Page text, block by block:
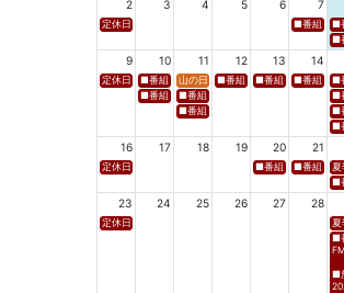
2 3 4 5 6 7
定休日 ■番組名 ■
■
9 10 11 12 13 14
定休日 ■番組名 tbcラジオ「en∞Voyage(エン・ボヤ
山の日 ■番組名 FM高知「Hi-Six
■番組名 FM岩手「
■番組名 ■
■番組名 FM秋田「mix」 ■放送日時 https://
■番組名 FM山形「WAVE4yamagata
■
■番組名 tbc東北放送「ウォッチン ■
■
16 17 18 19 20 21
定休日 ■番組名 TBS「
■番組名 夏
■
23 24 25 26 27 28
定休日
夏
■
■